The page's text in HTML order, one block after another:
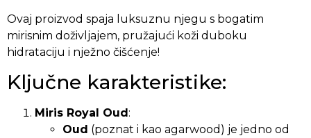
Ovaj proizvod spaja luksuznu njegu s bogatim
mirisnim doživljajem, pružajući koži duboku
hidrataciju i nježno čišćenje!
Ključne karakteristike:
Miris Royal Oud:
Oud (poznat i kao agarwood) je jedno od